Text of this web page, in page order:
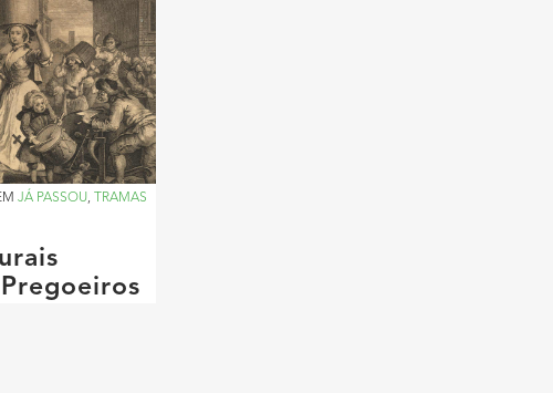
JÁ PASSOU,
TRAMAS